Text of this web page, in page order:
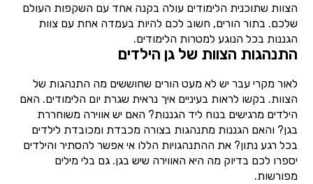
הצוות שתוכנית הלימודים עולה בקנה אחד עם השקפות העולם
שלכם. בתור הורים, חשוב לכם להיות בעמדה אחת עם צוות
הגננות בכל הנוגע למטרות הלימודים.
התנהגות הצוות של גן הילדים
לאור מקרי עבר יש לא מעט הורים שחוששים מה התנהגות של
הצוות. בקשו לראות בעיניים איך נראית שגרת יום הלימודים. האם
הילדים מרגישים בנוח ליד הגננות? האם יש אווירה משוחררת
בגן? והאם הגננות מתנהגות בצורה מכבדת ומכובדת לילדים
בכל רגע נתון? את ההתנהגויות הללו אי אפשר להסתיר והילדים
יספרו לכם בדיוק מה היא האווירה שיש בגן. גם בלי מילים
מפורשות.